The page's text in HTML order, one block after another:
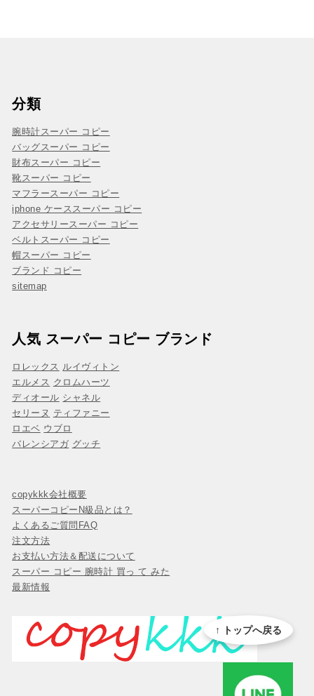
分類
腕時計スーパー コピー
バッグスーパー コピー
財布スーパー コピー
靴スーパー コピー
マフラースーパー コピー
iphone ケーススーパー コピー
アクセサリースーパー コピー
ベルトスーパー コピー
帽スーパー コピー
ブランド コピー
sitemap
人気 スーパー コピー ブランド
ロレックス ルイヴィトン
エルメス クロムハーツ
ディオール シャネル
セリーヌ ティファニー
ロエベ ウブロ
バレンシアガ グッチ
copykkk会社概要
スーパーコピーN級品とは？
よくあるご質問FAQ
注文方法
お支払い方法＆配送について
スーパー コピー 腕時計 買っ て みた
最新情報
↑ トップへ戻る